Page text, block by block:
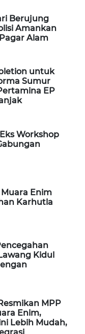
Berujung
Amankan
Alam
untuk
Sumur
EP
Workshop
Muara Enim
Karhutla
Kidul
MPP
Enim,
Lebih Mudah,